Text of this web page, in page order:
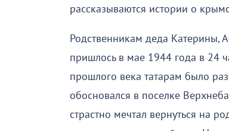
рассказываются истории о
Родственникам деда Катерины,
пришлось в мае 1944 года в 24
прошлого века татарам было
обосновался в поселке
страстно мечтал вернуться на